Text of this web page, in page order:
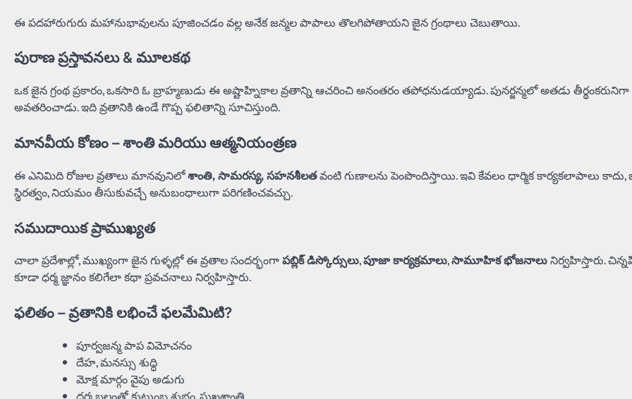
ఈ పదహారుగురు మహానుభావులను పూజించడం వల్ల అనేక జన్మల పాపాలు తొలగిపోతాయని జైన గ్రంథాలు చెబుతాయి.
పురాణ ప్రస్తావనలు & మూలకథ
ఒక జైన గ్రంథ ప్రకారం, ఒకసారి ఓ బ్రాహ్మణుడు ఈ అష్టాహ్నికాల వ్రతాన్ని ఆచరించి అనంతరం తపోధనుడయ్యాడు. పునర్జన్మలో అతడు తీర్థంకరునిగా
అవతరించాడు. ఇది వ్రతానికి ఉండే గొప్ప ఫలితాన్ని సూచిస్తుంది.
మానవీయ కోణం – శాంతి మరియు ఆత్మనియంత్రణ
ఈ ఎనిమిది రోజుల వ్రతాలు మానవునిలోశాంతి, సామరస్య, సహనశీలతవంటి గుణాలను పెంపొందిస్తాయి. ఇవి కేవలం ధార్మిక కార్యకలాపాలు
స్థిరత్వం, నియమం తీసుకువచ్చే అనుబంధాలుగా పరిగణించవచ్చు.
సముదాయిక ప్రాముఖ్యత
చాలా ప్రదేశాల్లో, ముఖ్యంగా జైన గుళ్ళల్లో ఈ వ్రతాల సందర్భంగాపబ్లిక్ డిస్కోర్సులు,పూజా కార్యక్రమాలు,సామూహిక భోజనాలునిర్వహిస్తారు.
కూడా ధర్మ జ్ఞానం కలిగేలా కథా ప్రవచనాలు నిర్వహిస్తారు.
ఫలితం – వ్రతానికి లభించే ఫలమేమిటి?
పూర్వజన్మ పాప విమోచనం
దేహ, మనస్సు శుద్ధి
మోక్ష మార్గం వైపు అడుగు